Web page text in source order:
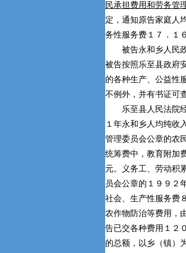
民承担费用和劳务管
定，通知原告家庭人
务性服务费１７．１
被告永和乡人民政
被告按照乐至县政府
的各种生产、公益性
不例外，并有书证可查
乐至县人民法院经
１年永和乡人均纯收
管理委员会公章的农
统筹费中，教育附加
元。义务工、劳动积
员会公章的１９９２
社会、生产性服务费
农作物防治等费用，
告已交各种费用１２
的总额，以乡（镇）